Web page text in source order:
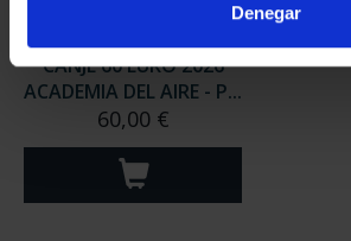
Denegar
CANJE 60 EURO 2026
ACADEMIA DEL AIRE - P...
60,00 €